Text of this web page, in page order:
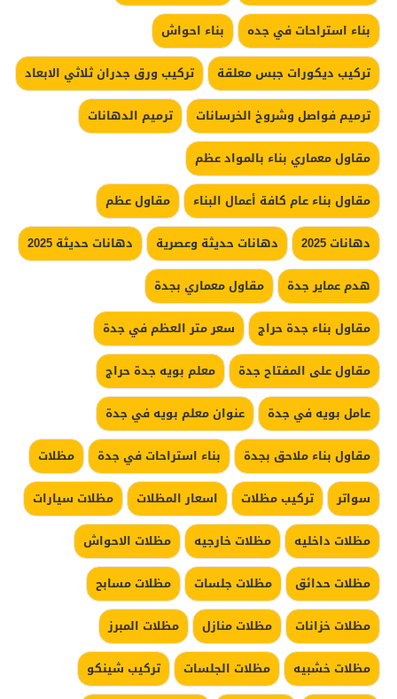
بناء استراحات في جده
بناء احواش
تركيب ديكورات جبس معلقة
تركيب ورق جدران ثلاثي الابعاد
ترميم فواصل وشروخ الخرسانات
ترميم الدهانات
مقاول معماري بناء بالمواد عظم
مقاول بناء عام كافة أعمال البناء
مقاول عظم
دهانات 2025
دهانات حديثة وعصرية
دهانات حديثة 2025
هدم عماير جدة
مقاول معماري بجدة
مقاول بناء جدة حراج
سعر متر العظم في جدة
مقاول على المفتاح جدة
معلم بويه جدة حراج
عامل بويه في جدة
عنوان معلم بويه في جدة
مقاول بناء ملاحق بجدة
بناء استراحات في جدة
مظلات
سواتر
تركيب مظلات اسعار المظلات
مظلات سيارات
مظلات داخليه
مظلات خارجيه
مظلات الاحواش
مظلات حدائق
مظلات جلسات
مظلات مسابح
مظلات خزانات
مظلات منازل
مظلات المبرز
مظلات خشبيه
مظلات الجلسات
تركيب شينكو